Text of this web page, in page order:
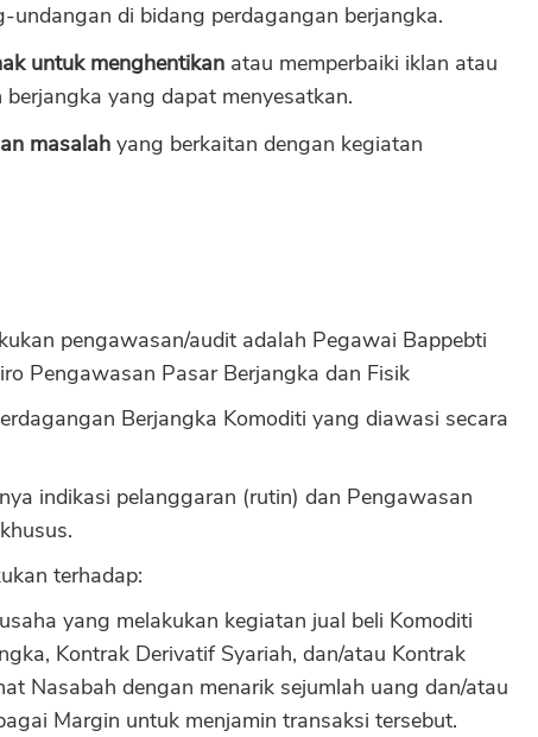
undangan di bidang perdagangan berjangka.
untuk menghentikan atau memperbaiki iklan atau
yang dapat menyesatkan.
masalah yang berkaitan dengan kegiatan
pengawasan/audit adalah Pegawai Bappebti
Pengawasan Pasar Berjangka dan Fisik
Berjangka Komoditi yang diawasi secara
indikasi pelanggaran (rutin) dan Pengawasan
terhadap:
yang melakukan kegiatan jual beli Komoditi
Kontrak Derivatif Syariah, dan/atau Kontrak
Nasabah dengan menarik sejumlah uang dan/atau
Margin untuk menjamin transaksi tersebut.